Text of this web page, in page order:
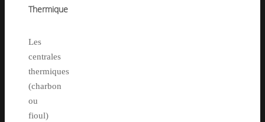
Thermique
Les
centrales
thermiques
(charbon
ou
fioul)